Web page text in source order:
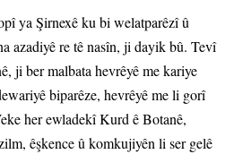
ya Şirnexê ku bi welatparêzî û
azadiyê re tê nasîn, ji dayik bû. Tevî
ji ber malbata hevrêyê me kariye
biparêze, hevrêyê me li gorî
her ewladekî Kurd ê Botanê,
êşkence û komkujiyên li ser gelê